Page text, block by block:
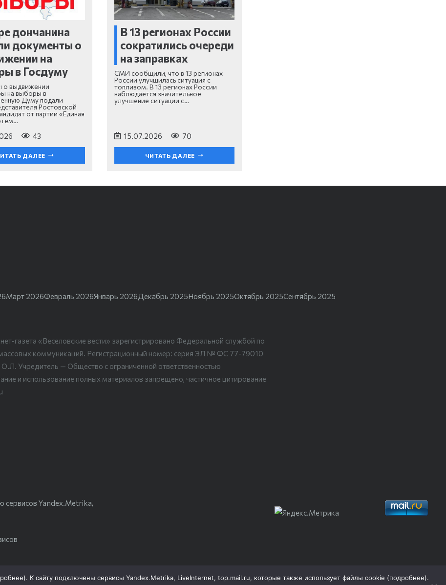
дончанина
документы о
на
в Госдуму
о выдвижении
на выборы в
Думу подали
Ростовской
от партии «Единая
43
ДАЛЕЕ
В 13 регионах России
сократились очереди
на заправках
СМИ сообщили, что в 13 регионах
России улучшилась ситуация с
топливом. В 13 регионах России
наблюдается значительное
улучшение ситуации с…
15.07.2026 70
ЧИТАТЬ ДАЛЕЕ
Март 2026Февраль 2026Январь 2026 Декабрь 2025Ноябрь 2025Октябрь 2025Сентябрь 2025
газета «Веселовские вести» зарегистрировано Федеральной службой по
коммуникаций. Регистрационный номер: серия ЭЛ № ФС 77-79010
Учредитель — Общество с ограниченной ответственностью
и использование полных материалов запрещено, частичное цитирование
сервисов Yandex.Metrika,
). К сайту подключены сервисы Yandex.Metrika, LiveInternet, top.mail.ru, которые также использует файлы cookie (подробнее).